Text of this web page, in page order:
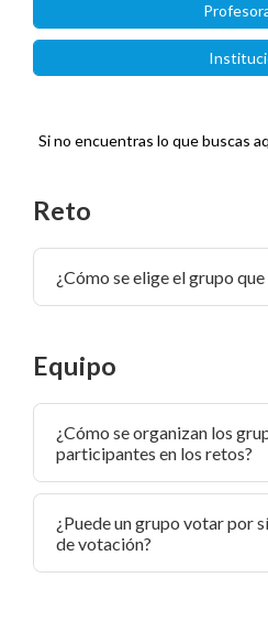
Si no encuentras lo que buscas
Reto
¿Cómo se elige el grupo
Equipo
¿Cómo se organizan los
participantes en los retos?
¿Puede un grupo votar por
de votación?